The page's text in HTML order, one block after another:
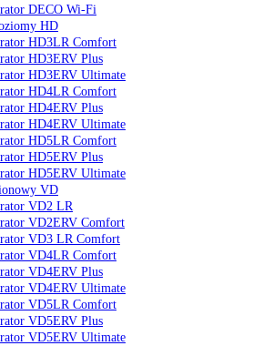
DECO Wi-Fi
HD
HD3LR Comfort
HD3ERV Plus
HD3ERV Ultimate
HD4LR Comfort
HD4ERV Plus
HD4ERV Ultimate
HD5LR Comfort
HD5ERV Plus
HD5ERV Ultimate
VD
VD2 LR
VD2ERV Comfort
VD3 LR Comfort
VD4LR Comfort
VD4ERV Plus
VD4ERV Ultimate
VD5LR Comfort
VD5ERV Plus
VD5ERV Ultimate